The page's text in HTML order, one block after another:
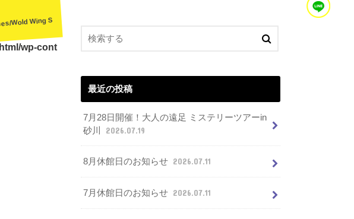
wp-cont
Wold Wing S
最近の投稿
7月28日開催！大人の遠足 ミステリーツアーin
砂川
2026.07.19
8月休館日のお知らせ 2026.07.11
7月休館日のお知らせ 2026.07.11